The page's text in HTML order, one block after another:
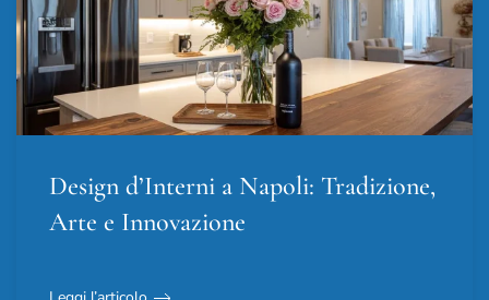
Design d’Interni a Napoli: Tradizione,
Arte e Innovazione